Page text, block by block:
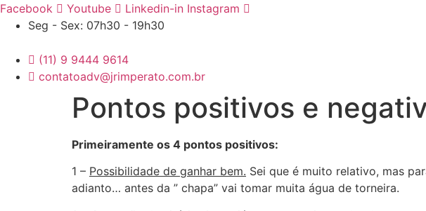
Ir
para
conteúdo
Facebook Youtube Linkedin-in Instagram
Seg - Sex: 07h30 - 19h30
(11) 9 9444 9614
contatoadv@jrimperato.com.br
Pontos positivos e
Primeiramente os 4 pontos positivos:
1 – Possibilidade de ganhar bem. Sei que é muito relativo, mas
adianto… antes da ” chapa” vai tomar muita água de torneira.